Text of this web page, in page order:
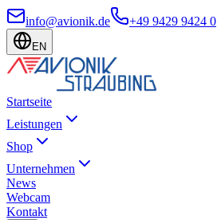
info@avionik.de +49 9429 9424 0
EN
Startseite
Leistungen
Shop
Unternehmen
News
Webcam
Kontakt